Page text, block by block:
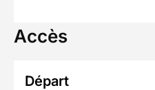
Accès
Départ